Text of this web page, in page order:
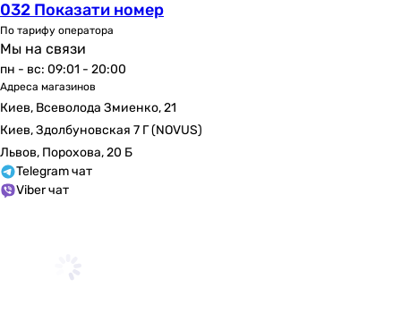
032 Показати номер
По тарифу оператора
Мы на связи
пн - вс: 09:01 - 20:00
Адреса магазинов
Киев, Всеволода Змиенко, 21
Киев, Здолбуновская 7 Г (NOVUS)
Львов, Порохова, 20 Б
Telegram чат
Viber чат